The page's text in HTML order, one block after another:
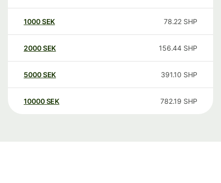
1000SEK 78.22 SHP
2000SEK 156.44 SHP
5000SEK 391.10 SHP
10000 SEK 782.19 SHP